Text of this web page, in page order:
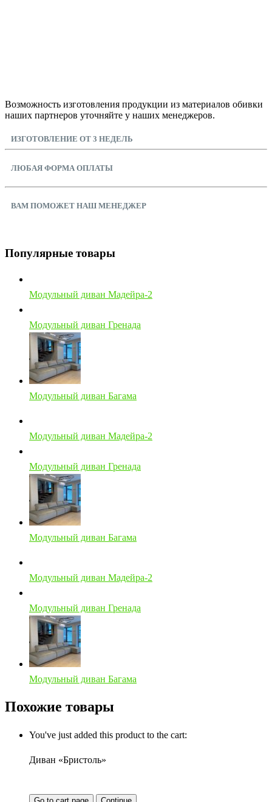
Возможность изготовления продукции из материалов обивки
наших партнеров уточняйте у наших менеджеров.
ИЗГОТОВЛЕНИЕ ОТ 3 НЕДЕЛЬ
ЛЮБАЯ ФОРМА ОПЛАТЫ
ВАМ ПОМОЖЕТ НАШ МЕНЕДЖЕР
Популярные товары
Модульный диван Мадейра-2
Модульный диван Гренада
Модульный диван Багама
Модульный диван Мадейра-2
Модульный диван Гренада
Модульный диван Багама
Модульный диван Мадейра-2
Модульный диван Гренада
Модульный диван Багама
Похожие товары
You've just added this product to the cart:
Диван «Бристоль»